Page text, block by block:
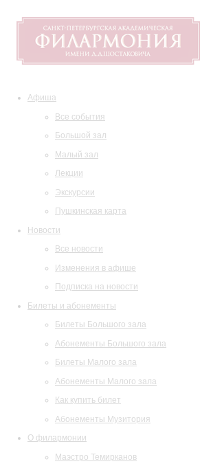
Афиша
Все события
Большой зал
Малый зал
Лекции
Экскурсии
Пушкинская карта
Новости
Все новости
Изменения в афише
Подписка на новости
Билеты и абонементы
Билеты Большого зала
Абонементы Большого зала
Билеты Малого зала
Абонементы Малого зала
Как купить билет
Абонементы Музитория
О филармонии
Маэстро Темирканов